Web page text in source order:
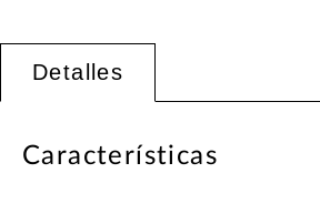
Detalles
Características